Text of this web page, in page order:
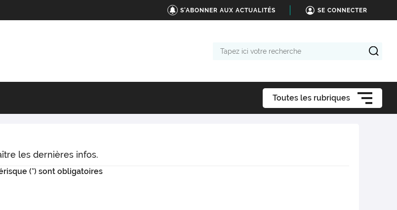
S'ABONNER AUX ACTUALITÉS SE CONNECTER
Toutes les rubriques
les dernières infos.
(*) sont obligatoires